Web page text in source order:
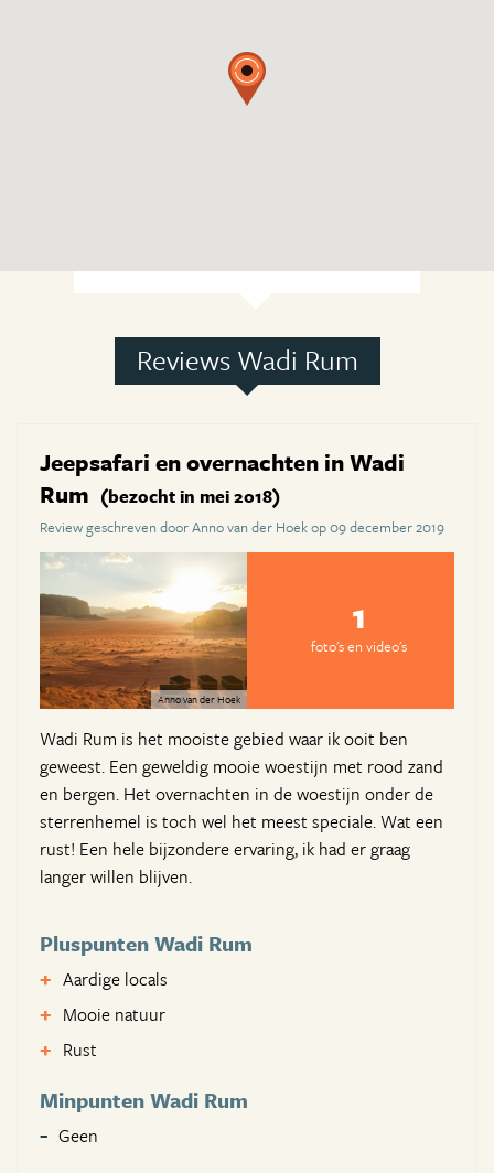
Reviews Wadi Rum
Jeepsafari en overnachten in Wadi
Rum (bezocht in mei 2018)
Review geschreven door Anno van der Hoek op 09 december 2019
Anno van der Hoek
1
foto's en video's
Wadi Rum is het mooiste gebied waar ik ooit ben
geweest. Een geweldig mooie woestijn met rood zand
en bergen. Het overnachten in de woestijn onder de
sterrenhemel is toch wel het meest speciale. Wat een
rust! Een hele bijzondere ervaring, ik had er graag
langer willen blijven.
Pluspunten Wadi Rum
Aardige locals
Mooie natuur
Rust
Minpunten Wadi Rum
Geen